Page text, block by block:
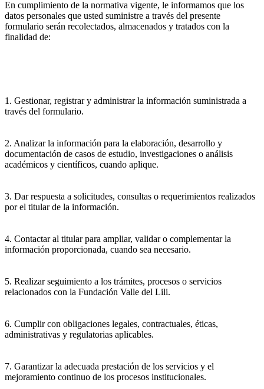
En cumplimiento de la normativa vigente, le informamos que los
datos personales que usted suministre a través del presente
formulario serán recolectados, almacenados y tratados con la
finalidad de:
1. Gestionar, registrar y administrar la información suministrada a
través del formulario.
2. Analizar la información para la elaboración, desarrollo y
documentación de casos de estudio, investigaciones o análisis
académicos y científicos, cuando aplique.
3. Dar respuesta a solicitudes, consultas o requerimientos realizados
por el titular de la información.
4. Contactar al titular para ampliar, validar o complementar la
información proporcionada, cuando sea necesario.
5. Realizar seguimiento a los trámites, procesos o servicios
relacionados con la Fundación Valle del Lili.
6. Cumplir con obligaciones legales, contractuales, éticas,
administrativas y regulatorias aplicables.
7. Garantizar la adecuada prestación de los servicios y el
mejoramiento continuo de los procesos institucionales.